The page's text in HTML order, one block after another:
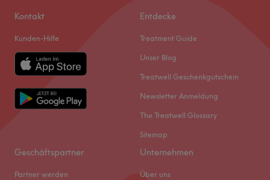
Kontakt
Kunden-Hilfe
Entdecke
Treatment Guide
Unser Blog
Treatwell Geschenkgutschein
Newsletter Anmeldung
The Treatwell Glossary
Sitemap
Geschäftspartner
Partner werden
Unternehmen
Über uns